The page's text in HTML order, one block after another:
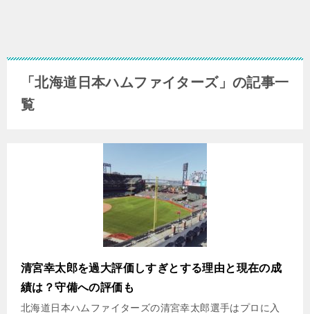
「北海道日本ハムファイターズ」の記事一
覧
清宮幸太郎を過大評価しすぎとする理由と現在の成
績は？守備への評価も
北海道日本ハムファイターズの清宮幸太郎選手はプロに入